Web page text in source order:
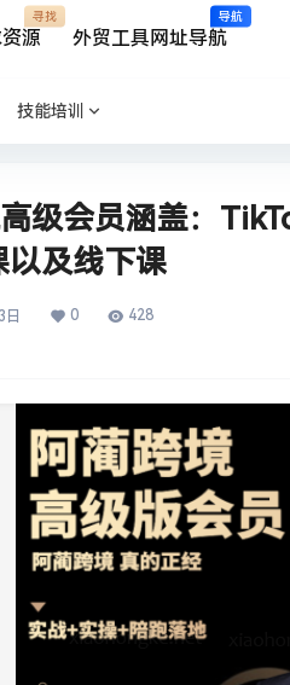
源
寻找
外贸工具网址导航
导航
技能培训
级会员涵盖：
及线下课
日 0 428